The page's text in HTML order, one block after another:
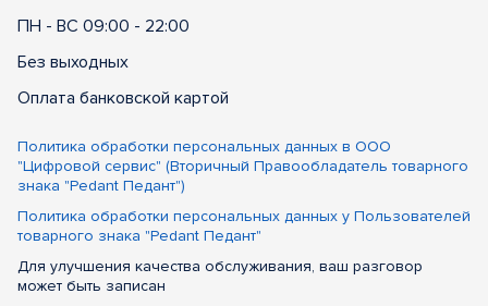
ПН - ВС 09:00 - 22:00
Без выходных
Оплата банковской картой
Политика обработки персональных данных в ООО
"Цифровой сервис" (Вторичный Правообладатель товарного
знака "Pedant Педант")
Политика обработки персональных данных у Пользователей
товарного знака "Pedant Педант"
Для улучшения качества обслуживания, ваш разговор
может быть записан